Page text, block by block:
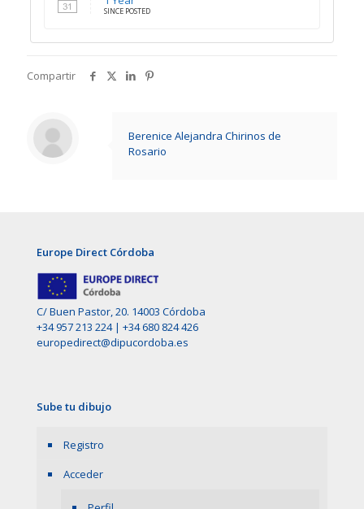
SINCE POSTED
Compartir
Berenice Alejandra Chirinos de
Rosario
Europe Direct Córdoba
C/ Buen Pastor, 20. 14003 Córdoba
+34 957 213 224| +34 680 824 426
europedirect@dipucordoba.es
Sube tu dibujo
Registro
Acceder